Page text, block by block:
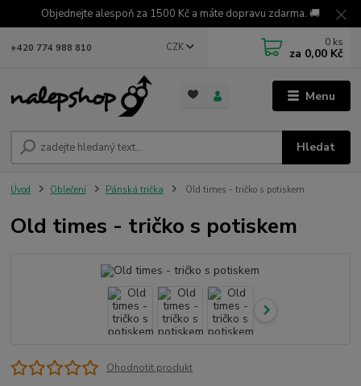
Objednejte alespoň za 1500 Kč a máte dopravu zdarma. 🚚
Menu
CZK
Hledat
+420 774 988 810 0 ks
za 0,00 Kč
Úvod Oblečení Pánská trička Old times - tričko s potiskem
Old times - tričko s potiskem
Ohodnotit produkt